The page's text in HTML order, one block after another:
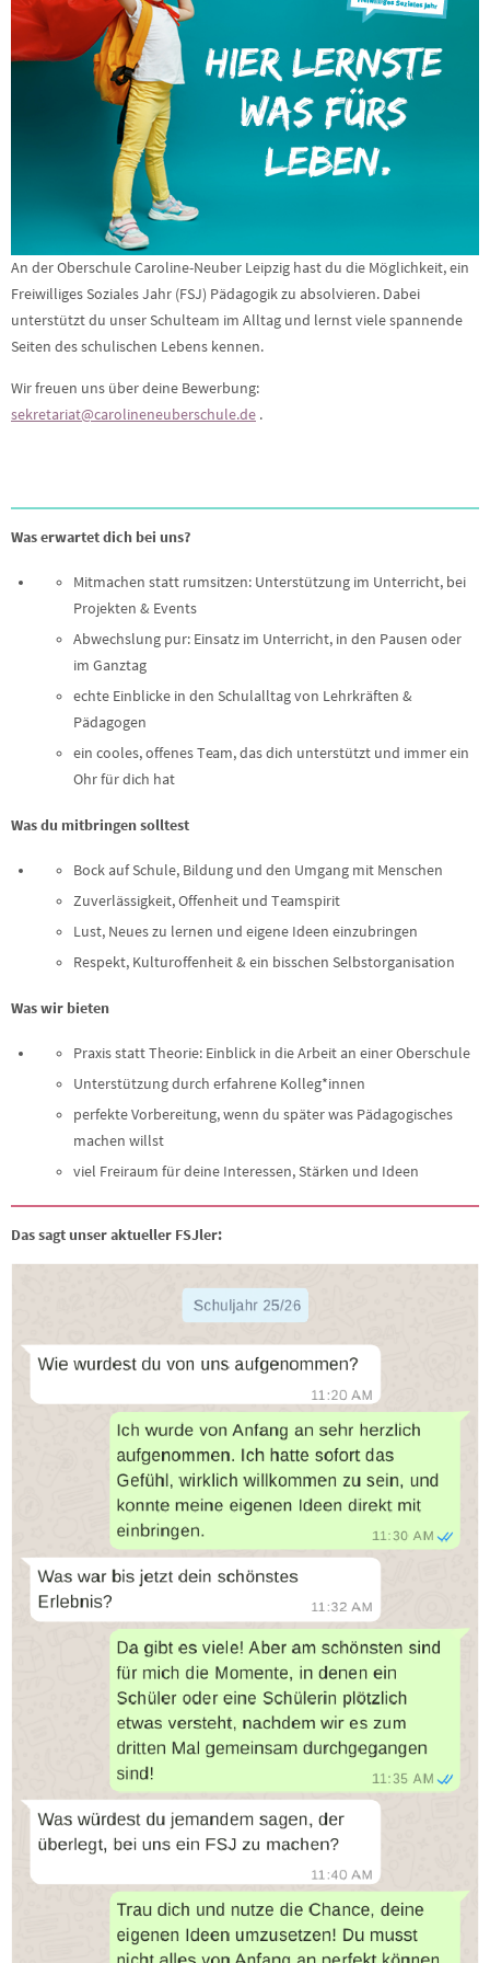
An der Oberschule Caroline-Neuber Leipzig hast du die Möglichkeit, ein
Freiwilliges Soziales Jahr (FSJ) Pädagogik zu absolvieren. Dabei
unterstützt du unser Schulteam im Alltag und lernst viele spannende
Seiten des schulischen Lebens kennen.
Wir freuen uns über deine Bewerbung:
sekretariat@carolineneuberschule.de .
Was erwartet dich bei uns?
Mitmachen statt rumsitzen: Unterstützung im Unterricht, bei
Projekten & Events
Abwechslung pur: Einsatz im Unterricht, in den Pausen oder
im Ganztag
echte Einblicke in den Schulalltag von Lehrkräften &
Pädagogen
ein cooles, offenes Team, das dich unterstützt und immer ein
Ohr für dich hat
Was du mitbringen solltest
Bock auf Schule, Bildung und den Umgang mit Menschen
Zuverlässigkeit, Offenheit und Teamspirit
Lust, Neues zu lernen und eigene Ideen einzubringen
Respekt, Kulturoffenheit & ein bisschen Selbstorganisation
Was wir bieten
Praxis statt Theorie: Einblick in die Arbeit an einer Oberschule
Unterstützung durch erfahrene Kolleg*innen
perfekte Vorbereitung, wenn du später was Pädagogisches
machen willst
viel Freiraum für deine Interessen, Stärken und Ideen
Das sagt unser aktueller FSJler: